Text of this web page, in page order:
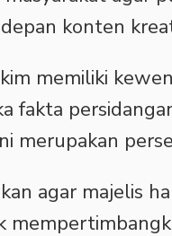
konten
memiliki
fakta
merupakan
agar majelis